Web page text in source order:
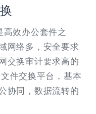
高效办公套件之
网络多，安全要求
交换审计要求高的
件交换平台，基本
协同，数据流转的